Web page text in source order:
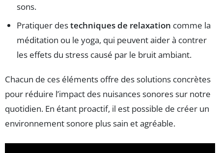
sons.
Pratiquer destechniques de relaxation comme la
méditation ou le yoga, qui peuvent aider à contrer
les effets du stress causé par le bruit ambiant.
Chacun de ces éléments offre des solutions concrètes
pour réduire l’impact des nuisances sonores sur notre
quotidien. En étant proactif, il est possible de créer un
environnement sonore plus sain et agréable.